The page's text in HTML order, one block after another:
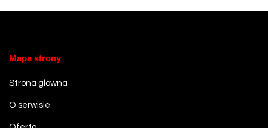
Mapa strony
Strona główna
O serwisie